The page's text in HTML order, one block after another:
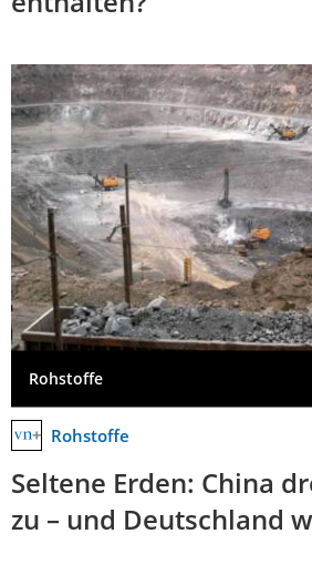
Rohstoffe
Rohstoffe
Seltene Erden: China
zu – und Deutschland